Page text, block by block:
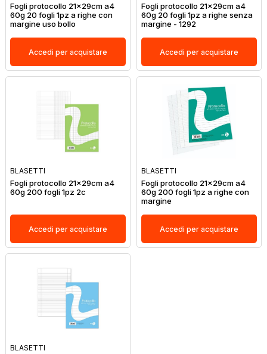
Fogli protocollo 21x29cm a4
60g 20 fogli 1pz a righe con
margine uso bollo
Accedi per acquistare
Fogli protocollo 21x29cm a4
60g 20 fogli 1pz a righe senza
margine - 1292
Accedi per acquistare
BLASETTI
Fogli protocollo 21x29cm a4
60g 200 fogli 1pz 2c
Accedi per acquistare
BLASETTI
Fogli protocollo 21x29cm a4
60g 200 fogli 1pz a righe con
margine
Accedi per acquistare
BLASETTI